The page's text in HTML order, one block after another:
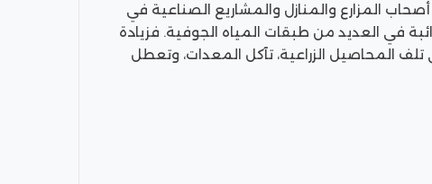
المزارع والمنازل والمشاريع الصناعية في
في العديد من طبقات المياه الجوفية. فزيادة
تلف المحاصيل الزراعية، تآكل المعدات، وتعطل